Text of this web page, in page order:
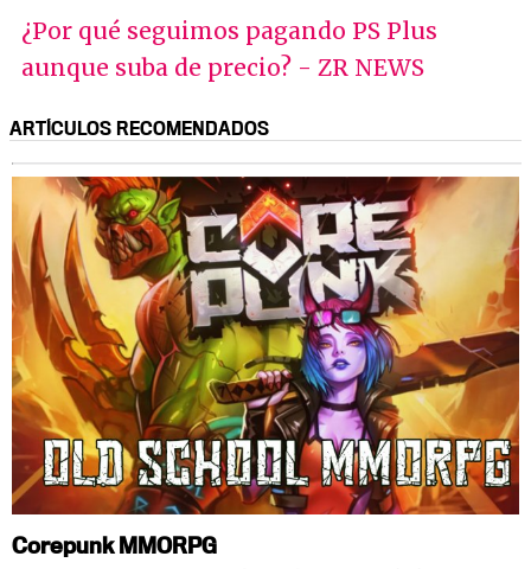
¿Por qué seguimos pagando PS Plus
aunque suba de precio? - ZR NEWS
ARTÍCULOS RECOMENDADOS
Corepunk MMORPG